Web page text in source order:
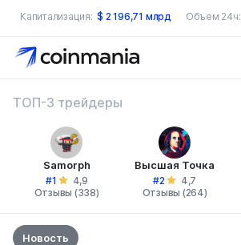
Капитализация: $ 2 196,71 млрд Объем 24ч:
ТОП-3 трейдеры
Samorph
#1
4,9
Отзывы (338)
Высшая Точка
#2
4,7
Отзывы (264)
Новость